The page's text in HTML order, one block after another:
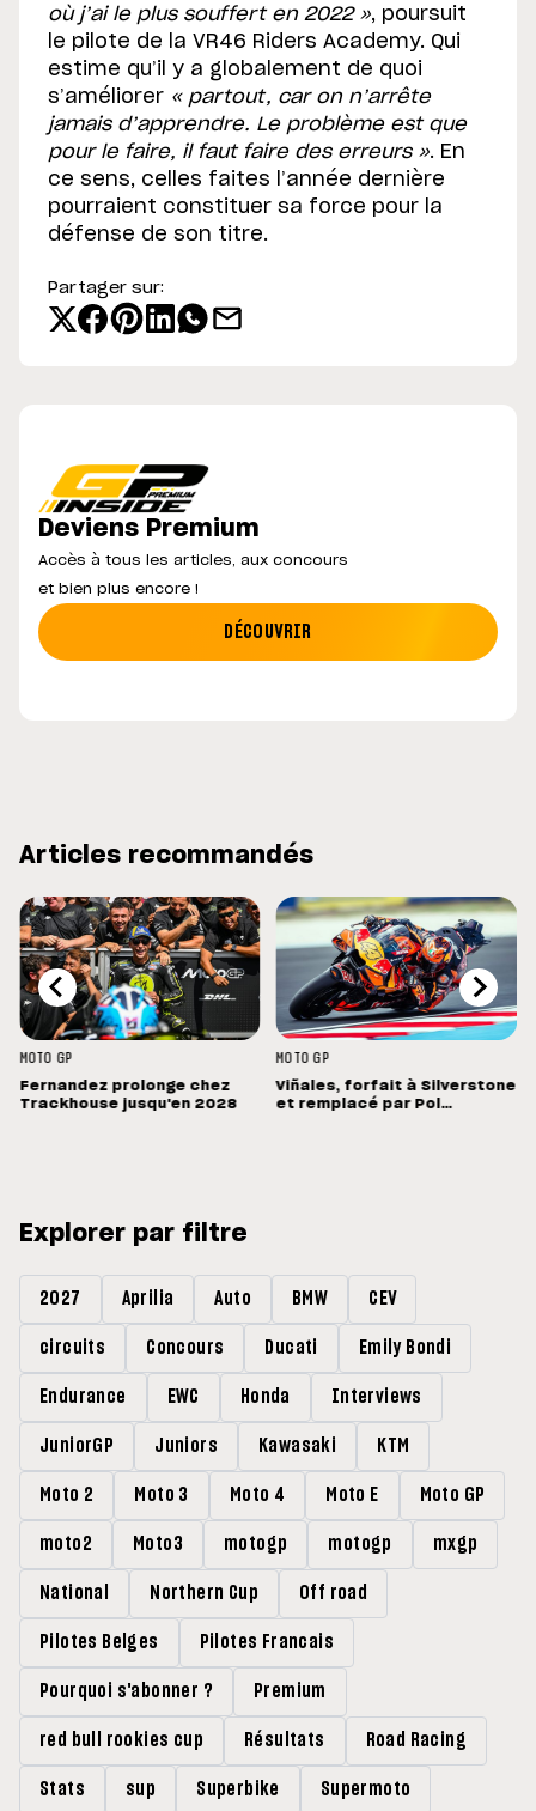
où j’ai le plus souffert en 2022 », poursuit
le pilote de la VR46 Riders Academy. Qui
estime qu’il y a globalement de quoi
s’améliorer « partout, car on n’arrête
jamais d’apprendre. Le problème est que
pour le faire, il faut faire des erreurs ». En
ce sens, celles faites l’année dernière
pourraient constituer sa force pour la
défense de son titre.
Partager sur:
Deviens Premium
Accès à tous les articles, aux concours
et bien plus encore !
DÉCOUVRIR
Articles recommandés
MOTO GP
Fernandez prolonge chez
Trackhouse jusqu'en 2028
MOTO GP
Viñales, forfait à Silverstone
et remplacé par Pol
Explorer par filtre
2027 Aprilia Auto BMW CEV
circuits Concours Ducati Emily Bondi
Endurance EWC Honda Interviews
JuniorGP Juniors Kawasaki KTM
Moto 2 Moto 3 Moto 4 Moto E Moto GP
moto2 Moto3 motogp motogp mxgp
National Northern Cup Off road
Pilotes Belges Pilotes Francais
Pourquoi s'abonner ? Premium
red bull rookies cup Résultats Road Racing
Stats sup Superbike Supermoto